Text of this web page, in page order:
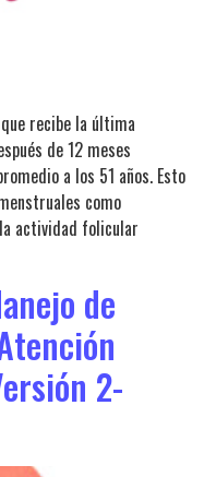
recibe la última
de 12 meses
a los 51 años. Esto
como
actividad folicular
de
2-